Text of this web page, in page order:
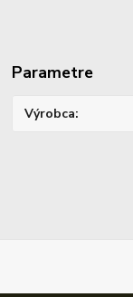
Parametre
Výrobca